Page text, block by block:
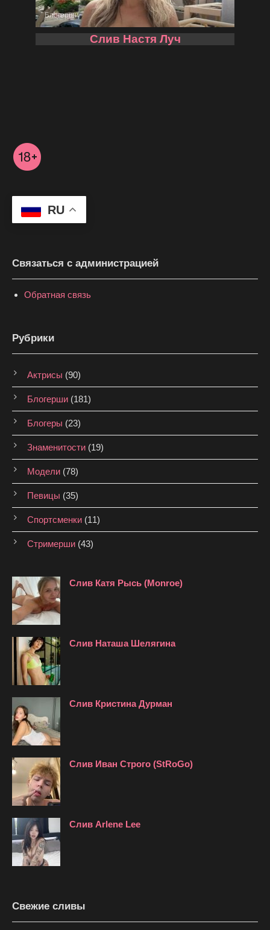
Блогерши
Слив Настя Луч
RU
Связаться с администрацией
Обратная связь
Рубрики
Актрисы (90)
Блогерши (181)
Блогеры (23)
Знаменитости (19)
Модели (78)
Певицы (35)
Спортсменки (11)
Стримерши (43)
Слив Катя Рысь (Monroe)
Слив Наташа Шелягина
Слив Кристина Дурман
Слив Иван Строго (StRoGo)
Слив Arlene Lee
Свежие сливы